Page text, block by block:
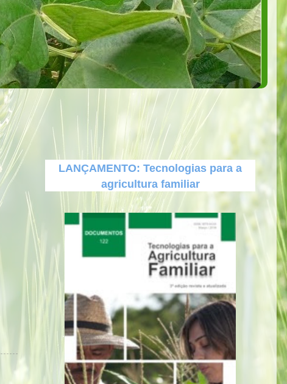
LANÇAMENTO: Tecnologias para a
agricultura familiar